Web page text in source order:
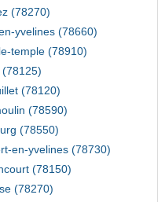
(78270)
yvelines (78660)
temple (78910)
(78120)
(78590)
(78550)
en-yvelines (78730)
(78150)
(78270)